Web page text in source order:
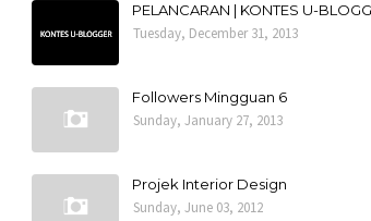
PELANCARAN | KONTES U-
Tuesday, December 31, 2013
Followers Mingguan 6
Sunday, January 27, 2013
Projek Interior Design
Sunday, June 03, 2012